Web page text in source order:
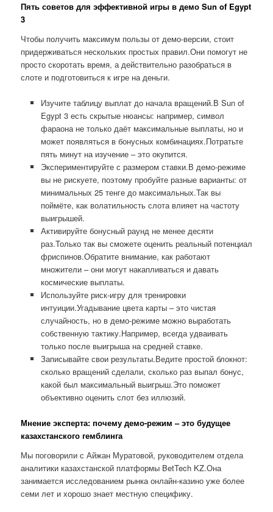
Пять советов для эффективной игры в демо Sun of Egypt
3
Чтобы получить максимум пользы от демо-версии, стоит
придерживаться нескольких простых правил.Они помогут не
просто скоротать время, а действительно разобраться в
слоте и подготовиться к игре на деньги.
Изучите таблицу выплат до начала вращений.В Sun of
Egypt 3 есть скрытые нюансы: например, символ
фараона не только даёт максимальные выплаты, но и
может появляться в бонусных комбинациях.Потратьте
пять минут на изучение – это окупится.
Экспериментируйте с размером ставки.В демо-режиме
вы не рискуете, поэтому пробуйте разные варианты: от
минимальных 25 тенге до максимальных.Так вы
поймёте, как волатильность слота влияет на частоту
выигрышей.
Активируйте бонусный раунд не менее десяти
раз.Только так вы сможете оценить реальный потенциал
фриспинов.Обратите внимание, как работают
множители – они могут накапливаться и давать
космические выплаты.
Используйте риск-игру для тренировки
интуиции.Угадывание цвета карты – это чистая
случайность, но в демо-режиме можно выработать
собственную тактику.Например, всегда удваивать
только после выигрыша на средней ставке.
Записывайте свои результаты.Ведите простой блокнот:
сколько вращений сделали, сколько раз выпал бонус,
какой был максимальный выигрыш.Это поможет
объективно оценить слот без иллюзий.
Мнение эксперта: почему демо-режим – это будущее
казахстанского гемблинга
Мы поговорили с Айжан Муратовой, руководителем отдела
аналитики казахстанской платформы BetTech KZ.Она
занимается исследованием рынка онлайн-казино уже более
семи лет и хорошо знает местную специфику.